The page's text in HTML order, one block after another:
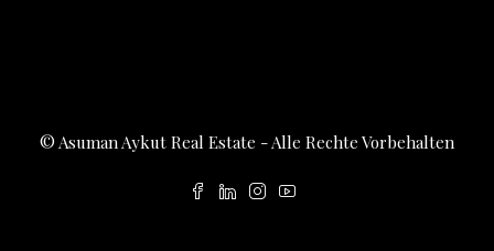
© Asuman Aykut Real Estate - Alle Rechte Vorbehalten